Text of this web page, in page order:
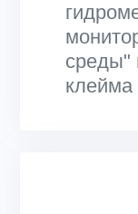
среды"
клейма